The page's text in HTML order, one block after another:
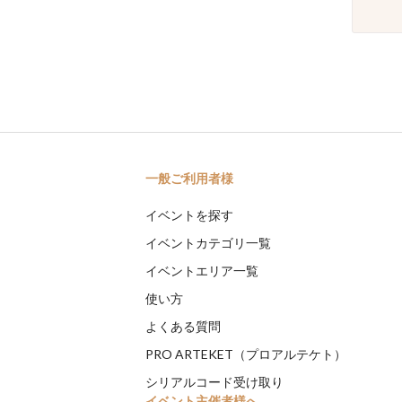
一般ご利用者様
イベントを探す
イベントカテゴリ一覧
イベントエリア一覧
使い方
よくある質問
PRO ARTEKET（プロアルテケト）
シリアルコード受け取り